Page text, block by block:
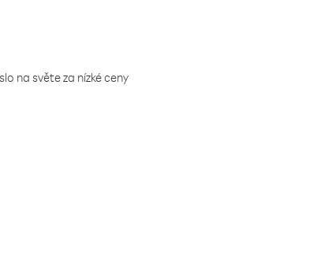
na světe za nízké ceny